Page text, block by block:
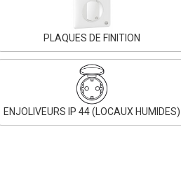
PLAQUES DE FINITION
ENJOLIVEURS IP 44 (LOCAUX HUMIDES)